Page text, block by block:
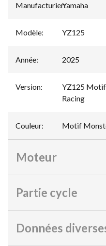
Manufacturier:
Yamaha
Modèle: YZ125
Année: 2025
Version:
YZ125 Motif
Racing
Couleur: Motif
Moteur
Partie cycle
Données